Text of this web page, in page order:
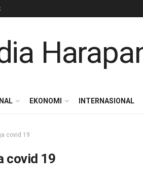
EKONOMI INTERNASIONAL
covid 19
covid 19